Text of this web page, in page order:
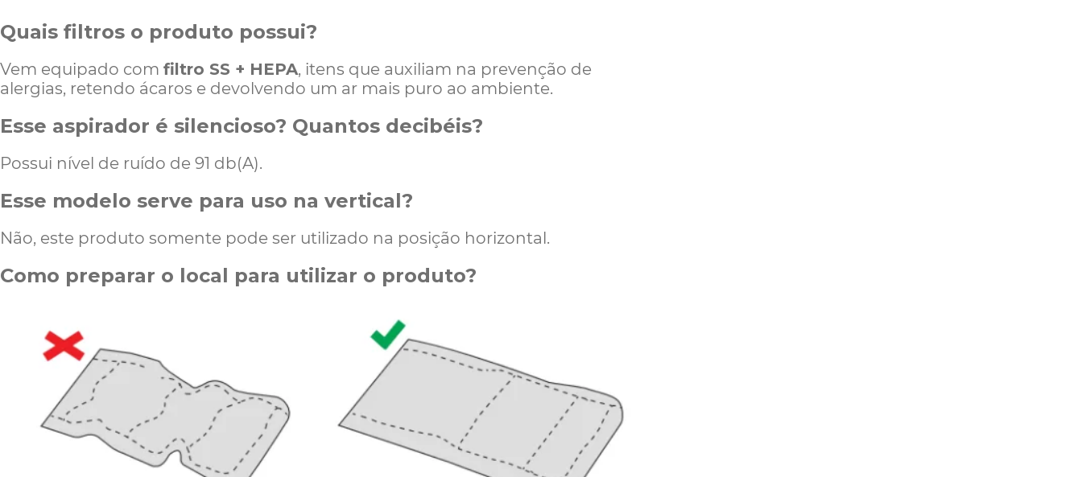
Quais filtros o produto possui?
Vem equipado com filtro SS + HEPA, itens que auxiliam na prevenção de
alergias, retendo ácaros e devolvendo um ar mais puro ao ambiente.
Esse aspirador é silencioso? Quantos decibéis?
Possui nível de ruído de 91 db(A).
Esse modelo serve para uso na vertical?
Não, este produto somente pode ser utilizado na posição horizontal.
Como preparar o local para utilizar o produto?